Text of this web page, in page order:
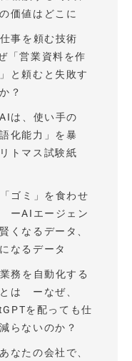
価値はどこに
事を頼む技術
「営業資料を作
と頼むと失敗す
？
は、使い手の
語化能力」を暴
トマス試験紙
ゴミ」を食わせ
ーAIエージェン
くなるデータ、
なるデータ
務を自動化する
は ーなぜ、
を配っても仕
らないのか？
なたの会社で、